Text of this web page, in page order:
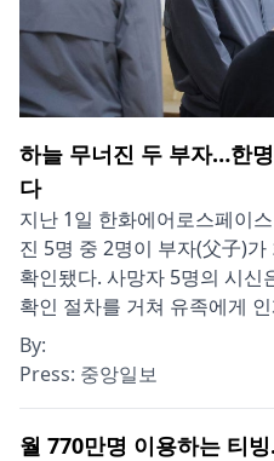
하늘 무너진 두 부자…한
다
지난 1일 한화에어로스페이
진 5명 중 2명이 부자(父子)
확인됐다. 사망자 5명의 시신
확인 절차를 거쳐 유족에게
By:
Press: 중앙일보
월 770만명 이용하는 티